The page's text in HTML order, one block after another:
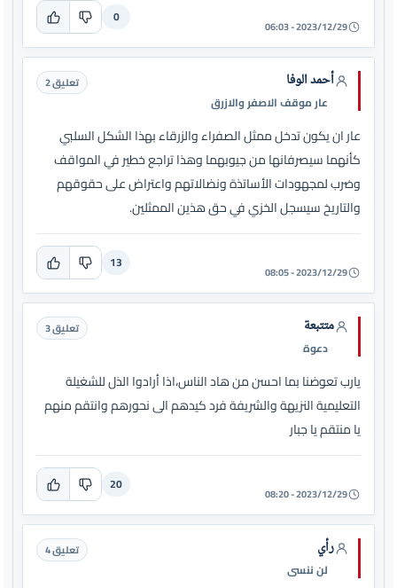
2023/12/29 - 06:03
0
أحمد الوفا
عار موقف الاصفر والازرق
تعليق 2
عار ان يكون تدخل ممثل الصفراء والزرقاء بهذا الشكل السلبي
كأنهما سيصرفانها من جيوبهما وهذا تراجع خطير في المواقف
وضرب لمجهودات الأساتذة ونضالاتهم واعتراض على حقوقهم
والتاريخ سيسجل الخزي في حق هذين الممثلين.
2023/12/29 - 08:05
13
متتبعة
دعوة
تعليق 3
يارب تعوضنا بما احسن من هاد الناس،اذا أرادوا الذل للشغيلة
التعليمية النزيهة والشريفة فرد كيدهم الى نحورهم وانتقم منهم
يا منتقم يا جبار
2023/12/29 - 08:20
20
رأي
لن ننسى
تعليق 4